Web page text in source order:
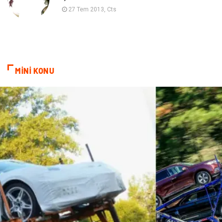
Bakım
Sağlık Haberleri
Spor Malzemeleri Hediyelik Eşya
Kültür Acil ve İlkyardım
27 Tem 2013, Cts
MİNİ KONU